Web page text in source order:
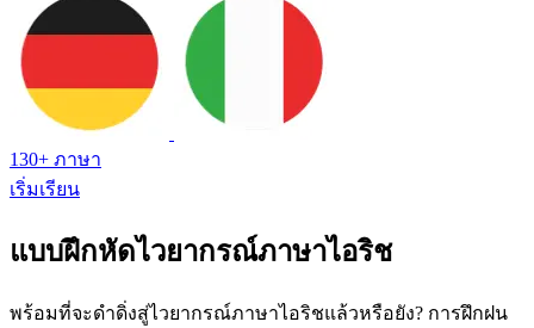
130+ ภาษา
เริ่มเรียน
แบบฝึกหัดไวยากรณ์ภาษาไอริช
พร้อมที่จะดําดิ่งสู่ไวยากรณ์ภาษาไอริชแล้วหรือยัง? การฝึกฝน